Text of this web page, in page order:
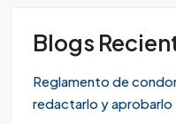
Blogs
Reglamento de
redactarlo y aprobarlo